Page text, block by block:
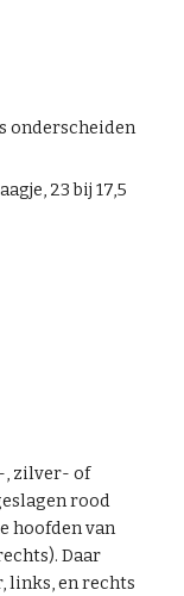
onderscheiden
23 bij 17,5
, zilver- of
rood
hoofden van
. Daar
links, en rechts